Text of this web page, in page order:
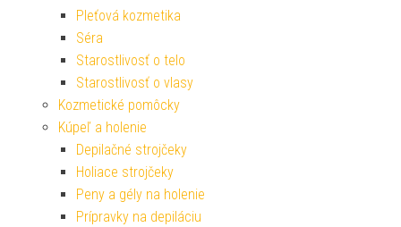
Pleťová kozmetika
Séra
Starostlivosť o telo
Starostlivosť o vlasy
Kozmetické pomôcky
Kúpeľ a holenie
Depilačné strojčeky
Holiace strojčeky
Peny a gély na holenie
Prípravky na depiláciu